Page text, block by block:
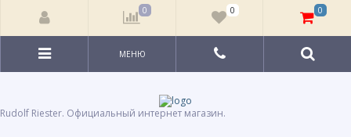
Rudolf Riester. Официальный интернет магазин.
МЕНЮ
0 0 0